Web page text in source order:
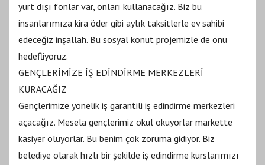
yurt dışı fonlar var, onları kullanacağız. Biz bu
insanlarımıza kira öder gibi aylık taksitlerle ev sahibi
edeceğiz inşallah. Bu sosyal konut projemizle de onu
hedefliyoruz.
GENÇLERİMİZE İŞ EDİNDİRME MERKEZLERİ
KURACAĞIZ
Gençlerimize yönelik iş garantili iş edindirme merkezleri
açacağız. Mesela gençlerimiz okul okuyorlar markette
kasiyer oluyorlar. Bu benim çok zoruma gidiyor. Biz
belediye olarak hızlı bir şekilde iş edindirme kurslarımızı